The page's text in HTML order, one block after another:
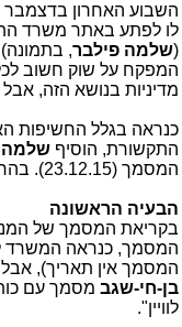
לו לפתע באתר משרד
(שלמה פילבר,
המפקח על שוק חשוב
מדיניות בנושא הזה, אבל
כנראה בגלל החשיפות
התקשורת, הוסיףשלמה
המסמך (23.12.15). בהחלט התקדמות יפה לשקיפות ואמינות, גם בתאריכים.
הבעיה הראשונה
בקריאת המסמך של
המסמך, כנראה המשרד
המסמך אין תאריך),
בן-חי-שגב מסמך עם
לוויין".